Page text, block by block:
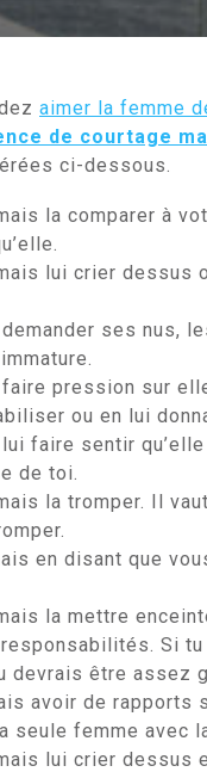
aimer la femme
de courtage
ci-dessous.
la comparer à
lui crier dessus
ses nus,
pression sur
ou en lui
faire sentir
de toi.
la tromper. Il
en disant que
la mettre
Si
devrais être assez
avoir de
seule femme avec
lui crier dessus